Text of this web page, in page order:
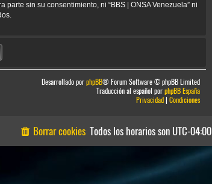
sin su consentimiento, ni “BBS | ONSA Venezuela” ni
Desarrollado porphpBB® Forum Software © phpBB Limited
Traducción al español porphpBB España
Privacidad| Condiciones
Todos los horarios son UTC-04:00
Borrar cookies